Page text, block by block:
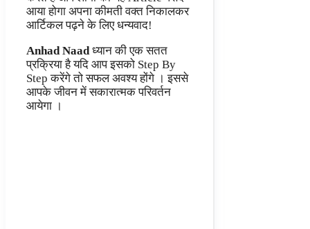
आया होगा अपना कीमती वक्त निकालकर
आर्टिकल पढ़ने के लिए धन्यवाद!
Anhad Naadध्यान की एक सतत
प्रक्रिया है यदि आप इसको Step By
Step करेंगे तो सफल अवश्य होंगे । इससे
आपके जीवन में सकारात्मक परिवर्तन
आयेगा ।